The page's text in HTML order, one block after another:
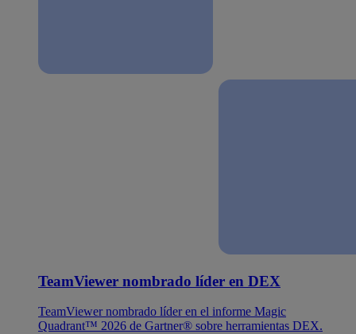
TeamViewer nombrado líder en DEX
TeamViewer nombrado líder en el informe Magic
Quadrant™ 2026 de Gartner® sobre herramientas DEX.